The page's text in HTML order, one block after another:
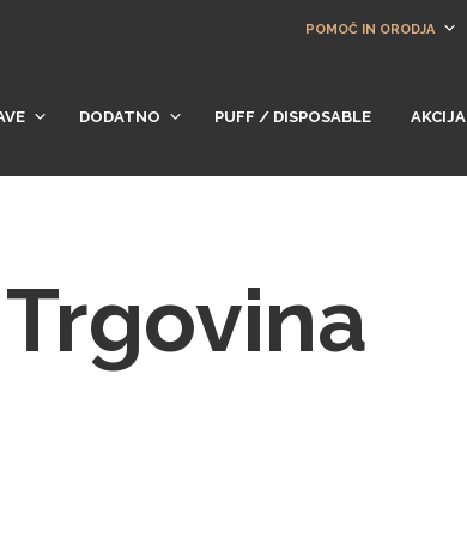
POMOČ IN ORODJA
DODATNO PUFF / DISPOSABLE AKCIJA
Trgovina